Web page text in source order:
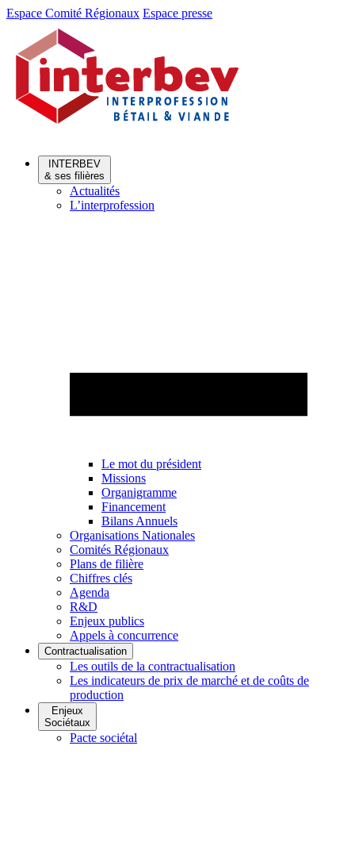
Aller
Aller
contenu
Espace Comité Régionaux Espace presse
INTERBEV
& ses filières
Actualités
L’interprofession
Le mot du président
Missions
Organigramme
Financement
Bilans Annuels
Organisations Nationales
Comités Régionaux
Plans de filière
Chiffres clés
Agenda
R&D
Enjeux publics
Appels à concurrence
Contractualisation
Les outils de la contractualisation
Les indicateurs de prix de marché et de coûts de
production
Enjeux
Sociétaux
Pacte sociétal